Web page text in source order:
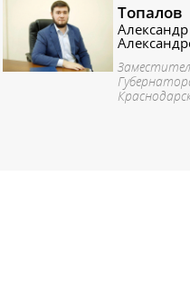
Топалов
Александр